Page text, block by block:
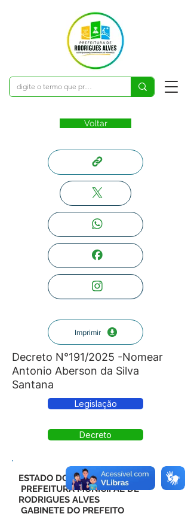
Voltar
Imprimir
Decreto N°191/2025 -Nomear
Antonio Aberson da Silva
Santana
Legislação
Decreto
ESTADO DO ACRE
PREFEITURA MUNICIPAL DE
RODRIGUES ALVES
GABINETE DO PREFEITO